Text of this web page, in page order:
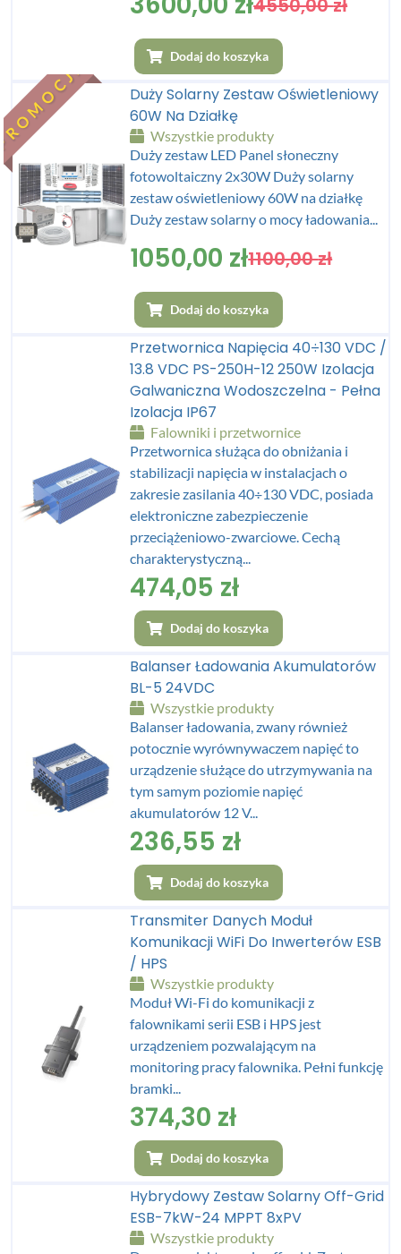
4550,00zł
Dodaj do koszyka
Duży Solarny Zestaw Oświetleniowy
60W Na Działkę
Wszystkie produkty
Duży zestaw LED Panel słoneczny
fotowoltaiczny 2x30W Duży solarny
zestaw oświetleniowy 60W na działkę
Duży zestaw solarny o mocy ładowania...
1100,00zł
1050,00 zł
Dodaj do koszyka
Przetwornica Napięcia 40÷130 VDC /
13.8 VDC PS-250H-12 250W Izolacja
Galwaniczna Wodoszczelna - Pełna
Izolacja IP67
Falowniki i przetwornice
Przetwornica służąca do obniżania i
stabilizacji napięcia w instalacjach o
zakresie zasilania 40÷130 VDC, posiada
elektroniczne zabezpieczenie
przeciążeniowo-zwarciowe. Cechą
charakterystyczną...
474,05 zł
Dodaj do koszyka
Balanser Ładowania Akumulatorów
BL-5 24VDC
Wszystkie produkty
Balanser ładowania, zwany również
potocznie wyrównywaczem napięć to
urządzenie służące do utrzymywania na
tym samym poziomie napięć
akumulatorów 12 V...
236,55 zł
Dodaj do koszyka
Transmiter Danych Moduł
Komunikacji WiFi Do Inwerterów ESB
/ HPS
Wszystkie produkty
Moduł Wi-Fi do komunikacji z
falownikami serii ESB i HPS jest
urządzeniem pozwalającym na
monitoring pracy falownika. Pełni funkcję
bramki...
374,30 zł
Dodaj do koszyka
Hybrydowy Zestaw Solarny Off-Grid
ESB-7kW-24 MPPT 8xPV
Wszystkie produkty